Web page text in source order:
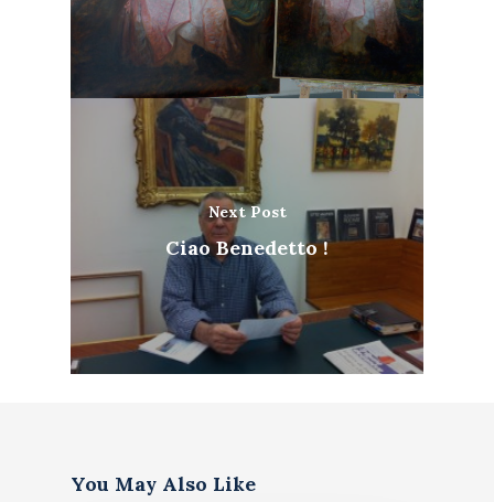
Next Post
Ciao Benedetto !
You May Also Like